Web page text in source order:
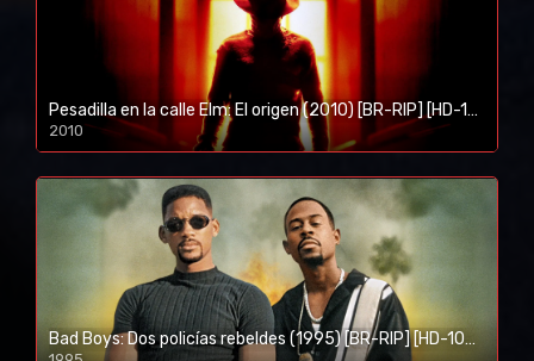
Pesadilla en la calle Elm: El origen (2010) [BR-RIP] [HD-1080p]
2010
1080p/720p
Bad Boys: Dos policías rebeldes (1995) [BR-RIP] [HD-1080p]